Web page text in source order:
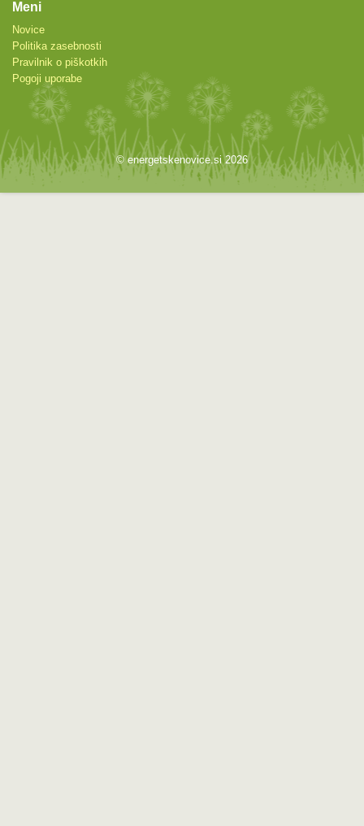
Meni
Novice
Politika zasebnosti
Pravilnik o piškotkih
Pogoji uporabe
© energetskenovice.si 2026